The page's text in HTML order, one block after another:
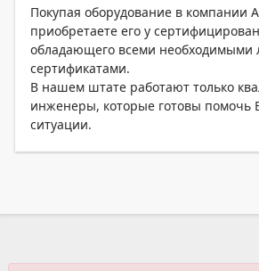
Покупая оборудование в компании
приобретаете его у
обладающего всеми необходимыми
сертификатами.
В нашем штате работают только
инженеры, которые готовы помочь
ситуации.